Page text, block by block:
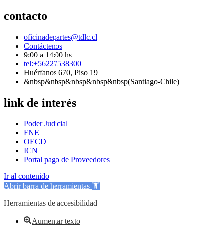
contacto
oficinadepartes@tdlc.cl
Contáctenos
9:00 a 14:00 hs
tel:+56227538300
Huérfanos 670, Piso 19
&nbsp&nbsp&nbsp&nbsp&nbsp(Santiago-Chile)
link de interés
Poder Judicial
FNE
OECD
ICN
Portal pago de Proveedores
Ir al contenido
Abrir barra de herramientas
Herramientas de accesibilidad
Aumentar texto